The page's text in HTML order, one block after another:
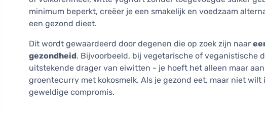
minimum beperkt, creëer je een smakelijk en voedzaam
een gezond dieet.
Dit wordt gewaardeerd door degenen die op zoek zijn naar
gezondheid. Bijvoorbeeld, bij vegetarische of veganistische
uitstekende drager van eiwitten - je hoeft het alleen maar
groentecurry met kokosmelk. Als je gezond eet, maar niet
geweldige compromis.